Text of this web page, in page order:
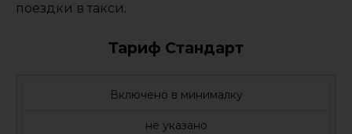
поездки в такси.
Тариф Стандарт
Включено в минималку
не указано